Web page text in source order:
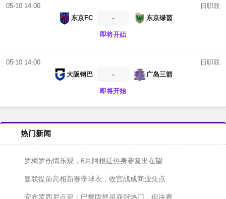
05-10 14:00
日职联
东京FC
- 东京绿茵
即将开始
05-10 14:00
日职联
大阪钢巴
- 广岛三箭
即将开始
热门新闻
罗梅罗伤情乐观，6月阿根廷热身赛复出在望
曼联提前亮相新赛季球衣，收官战成商业焦点
安布罗西尼点评：巴黎固然是夺冠热门，但决赛遇上阿森纳胜算也就五五开